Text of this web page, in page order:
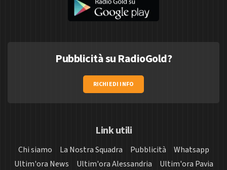
Pubblicità su RadioGold?
RICHIEDI INFO
Link utili
Chi siamo La Nostra Squadra Pubblicità
Whatsapp
Ultim'ora News
Ultim'ora Alessandria
Ultim'ora Pavia